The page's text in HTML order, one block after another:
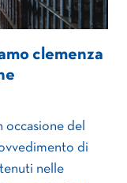
clemenza
occasione del
di
nelle